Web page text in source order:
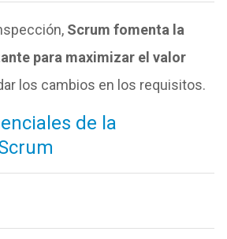
Scrum fomenta la
para maximizar el valor
los cambios en los requisitos.
de la